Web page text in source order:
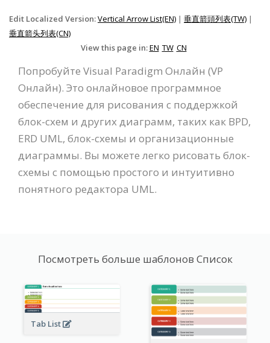
Edit Localized Version:Vertical Arrow List(EN) | 垂直箭頭列表(TW) |
垂直箭头列表(CN)
View this page in:EN TW CN
Попробуйте Visual Paradigm Онлайн (VP
Онлайн). Это онлайновое программное
обеспечение для рисования с поддержкой
блок-схем и других диаграмм, таких как BPD,
ERD UML, блок-схемы и организационные
диаграммы. Вы можете легко рисовать блок-
схемы с помощью простого и интуитивно
понятного редактора UML.
Посмотреть больше шаблонов Список
Tab List